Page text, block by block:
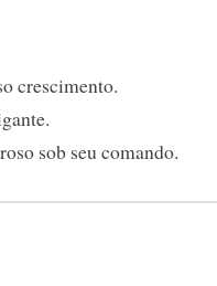
crescimento.
sob seu comando.